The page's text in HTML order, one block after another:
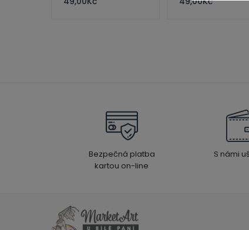
Bezpečná platba
kartou on-line
S námi